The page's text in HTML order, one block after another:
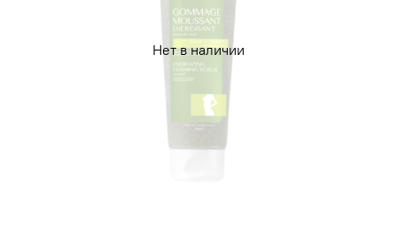
Нет в наличии